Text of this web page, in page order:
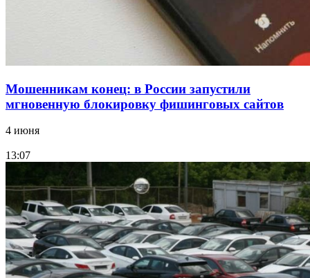
Мошенникам конец: в России запустили
мгновенную блокировку фишинговых сайтов
4 июня
13:07